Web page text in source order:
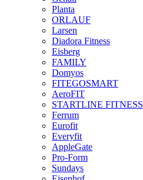
Planta
ORLAUF
Larsen
Diadora Fitness
Eisberg
FAMILY
Domyos
FITEGOSMART
AeroFIT
STARTLINE FITNESS
Ferrum
Eurofit
Everyfit
AppleGate
Pro-Form
Sundays